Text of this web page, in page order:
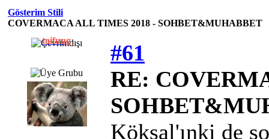
Gösterim Stili
COVERMACA ALL TIMES 2018 - SOHBET&MUHABBET
taifung
#61
RE:
Köksal'ınki de